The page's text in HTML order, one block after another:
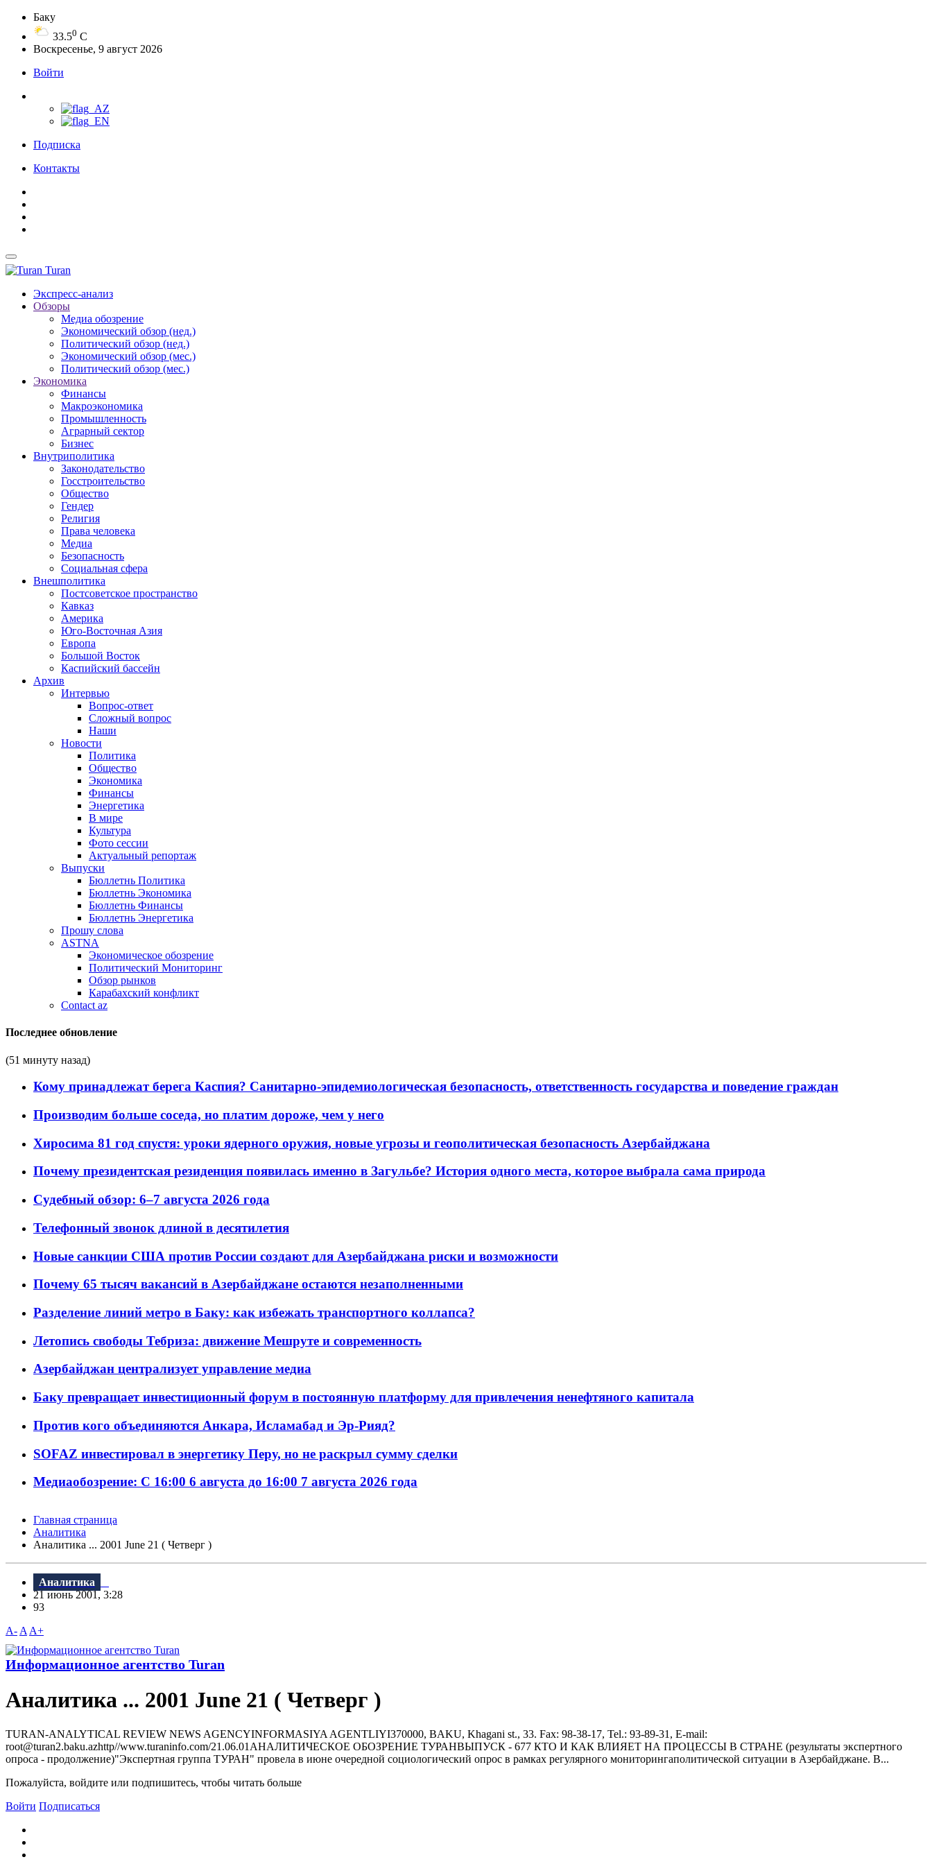
Баку
33.50 C
Воскресенье, 9 август 2026
Войти
Подписка
Контакты
Turan
Экспресс-анализ
Обзоры
Медиа обозрение
Экономический обзор (нед.)
Политический обзор (нед.)
Экономический обзор (мес.)
Политический обзор (мес.)
Экономика
Финансы
Макроэкономика
Промышленность
Аграрный сектор
Бизнес
Внутриполитика
Законодательство
Госстроительство
Общество
Гендер
Религия
Права человека
Медиа
Безопасность
Социальная сфера
Внешполитика
Постсоветское пространство
Кавказ
Америка
Юго-Восточная Азия
Европа
Большой Восток
Каспийский бассейн
Архив
Интервью
Вопрос-ответ
Сложный вопрос
Наши
Новости
Политика
Общество
Экономика
Финансы
Энергетика
В мире
Культура
Фото сессии
Актуальный репортаж
Выпуски
Бюллетнь Политика
Бюллетнь Экономика
Бюллетнь Финансы
Бюллетнь Энергетика
Прошу слова
ASTNA
Экономическое обозрение
Политический Мониторинг
Обзор рынков
Карабахский конфликт
Contact az
Последнее обновление
(51 минуту назад)
Кому принадлежат берега Каспия? Санитарно-эпидемиологическая безопасность, ответственность государства и поведение граждан
Производим больше соседа, но платим дороже, чем у него
Хиросима 81 год спустя: уроки ядерного оружия, новые угрозы и геополитическая безопасность Азербайджана
Почему президентская резиденция появилась именно в Загульбе? История одного места, которое выбрала сама природа
Судебный обзор: 6–7 августа 2026 года
Телефонный звонок длиной в десятилетия
Новые санкции США против России создают для Азербайджана риски и возможности
Почему 65 тысяч вакансий в Азербайджане остаются незаполненными
Разделение линий метро в Баку: как избежать транспортного коллапса?
Летопись свободы Тебриза: движение Мешруте и современность
Азербайджан централизует управление медиа
Баку превращает инвестиционный форум в постоянную платформу для привлечения ненефтяного капитала
Против кого объединяются Анкара, Исламабад и Эр-Рияд?
SOFAZ инвестировал в энергетику Перу, но не раскрыл сумму сделки
Медиаобозрение: С 16:00 6 августа до 16:00 7 августа 2026 года
Главная страница
Аналитика
Аналитика ... 2001 June 21 ( Четверг )
Аналитика
21 июнь 2001, 3:28
93
A- A A+
Информационное агентство Turan
Аналитика ... 2001 June 21 ( Четверг )
TURAN-ANALYTICAL REVIEW NEWS AGENCYINFORMASIYA AGENTLIYI370000, BAKU, Khagani st., 33. Fax: 98-38-17, Tel.: 93-89-31, E-mail:
root@turan2.baku.azhttр//www.turaninfo.com/21.06.01АНАЛИТИЧЕСКОЕ ОБОЗРЕНИЕ ТУРАНВЫПУСК - 677 КТО И КАК ВЛИЯЕТ НА ПРОЦЕССЫ В СТРАНЕ (результаты экспертного
опроса - продолжение)"Экспертная группа ТУРАН" провела в июне очередной социологический опрос в рамках регулярного мониторингаполитической ситуации в Азербайджане. В...
Пожалуйста, войдите или подпишитесь, чтобы читать больше
Войти Подписаться